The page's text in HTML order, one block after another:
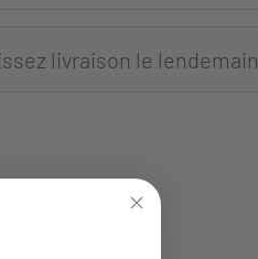
livraison le lendemain.